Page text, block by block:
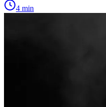
4 min